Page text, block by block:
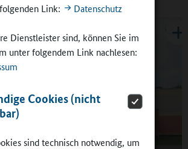
Link:
Datenschutz
Dienstleister sind, können Sie im
unter folgendem Link nachlesen:
Cookies (nicht
sind technisch notwendig, um